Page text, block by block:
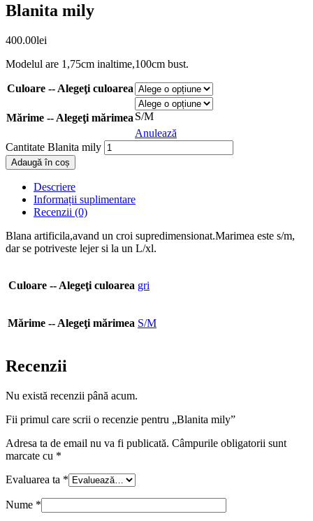
Blanita mily
400.00lei
Modelul are 1,75cm inaltime,100cm bust.
Culoare -- Alegeţi culoarea
Mărime -- Alegeţi mărimea S/M
Anulează
Cantitate Blanita mily
Adaugă în coș
Descriere
Informații suplimentare
Recenzii (0)
Blana artificila,avand un croi supredimensionat.Marimea este s/m,
dar se potriveste lejer si la un L/xl.
Culoare -- Alegeţi culoarea gri
Mărime -- Alegeţi mărimea S/M
Recenzii
Nu există recenzii până acum.
Fii primul care scrii o recenzie pentru „Blanita mily”
Adresa ta de email nu va fi publicată. Câmpurile obligatorii sunt
marcate cu *
Evaluarea ta *
Nume *